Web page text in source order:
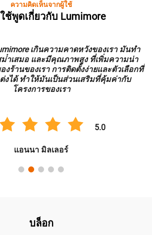
ความคิดเห็นจากผู้ใช้
ช้พูดเกี่ยวกับ Lumimore
เกินความคาดหวังของเรา มันทํา
ม่ําเสมอ และมีคุณภาพสูง ที่เพิ่มความน่า
งร้านของเรา การติดตั้งง่ายและตัวเลือกที่
งได้ ทําให้มันเป็นส่วนเสริมที่คุ้มค่ากับ
โครงการของเรา
5.0
แอนนา มิลเลอร์
บล็อก